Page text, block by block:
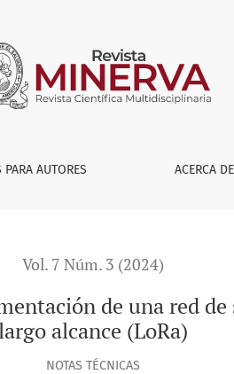
sensores con tecnología de
PARA AUTORES ACERCA DE
Vol. 7 Núm. 3 (2024)
de una red de
largo alcance (LoRa)
NOTAS TÉCNICAS